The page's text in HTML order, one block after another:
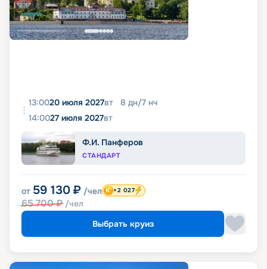
13:0020 июля 2027вт 8 дн/7 нч
14:0027 июля 2027вт
Ф.И. Панферов
СТАНДАРТ
от 59 130 ₽ /чел
65 700₽ /чел
+2 027
Выбрать круиз